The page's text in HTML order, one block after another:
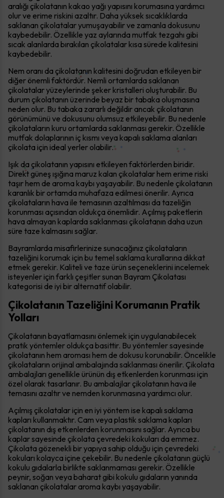
aralığı çikolatanın kakao yağı yapısını korumasına yardımcı
olur ve erime riskini azaltır. Daha yüksek sıcaklıklarda
saklanan çikolatalar yumuşayabilir ve zamanla dokusunu
kaybedebilir. Özellikle yaz aylarında mutfak tezgahı gibi
sıcak alanlarda bırakılan çikolatalar kısa sürede kalitesini
kaybedebilir.
Nem oranı da çikolatanın kalitesini doğrudan etkileyen bir
diğer önemli faktördür. Nemli ortamlarda saklanan
çikolatalar yüzeylerinde şeker kristalleri oluşturabilir. Bu
durum çikolatanın üzerinde beyaz bir tabaka oluşmasına
neden olur. Bu tabaka zararlı değildir ancak çikolatanın
görünümünü ve dokusunu olumsuz etkileyebilir. Bu nedenle
çikolataların kuru ortamlarda saklanması gerekir. Özellikle
mutfak dolaplarının iç kısmı veya kapalı saklama alanları
çikolata için ideal yerler olabilir.
Işık da çikolatanın yapısını etkileyen faktörlerden biridir.
Direkt güneş ışığına maruz kalan çikolatalar hem erime riski
taşır hem de aroma kaybı yaşayabilir. Bu nedenle çikolatanın
karanlık bir ortamda muhafaza edilmesi önerilir. Ayrıca
çikolataların hava ile temasının azaltılması da tazeliğin
korunması açısından oldukça önemlidir. Açılmış paketlerin
hava almayan kaplarda saklanması çikolatanın daha uzun
süre taze kalmasını sağlar.
Bayramlarda misafirlerinize sunacağınız çikolataların
tazeliğini korumak için bu temel saklama kurallarına dikkat
etmek gerekir. Kaliteli ve taze ürün seçeneklerini incelemek
isteyenler için farklı çeşitler sunan Bayram Çikolatası
kategorisi de iyi bir alternatif olabilir.
Çikolatanın Tazeliğini Korumanın Pratik
Yolları
Çikolatanın bayatlamasını önlemek için uygulanabilecek
pratik yöntemler oldukça basittir. Bu yöntemler sayesinde
çikolatanın hem aroması hem de dokusu korunabilir. Öncelikle
çikolataların orijinal ambalajında saklanması önerilir. Çikolata
ambalajları genellikle ürünün dış etkenlerden korunması için
özel olarak tasarlanır. Bu ambalajlar çikolatanın hava ile
temasını azaltır ve nemden korunmasına yardımcı olur.
Açılmış çikolatalar için en iyi yöntem ise kapalı saklama
kapları kullanmaktır. Cam veya plastik saklama kapları
çikolatanın dış etkenlerden korunmasını sağlar. Ayrıca bu
kaplar sayesinde çikolata çevredeki kokuları da emmez.
Çikolata gözenekli bir yapıya sahip olduğu için çevredeki
kokuları kolayca içine çekebilir. Bu nedenle çikolatanın güçlü
kokulu gıdalarla birlikte saklanmaması gerekir. Özellikle
peynir, soğan veya baharat gibi kokulu gıdaların yanında
saklanan çikolatalar aroma kaybı yaşayabilir.